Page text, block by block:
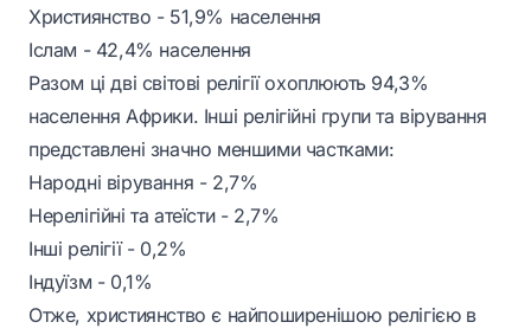
Християнство - 51,9% населення
Іслам - 42,4% населення
Разом ці дві світові релігії охоплюють 94,3%
населення Африки. Інші релігійні групи та вірування
представлені значно меншими частками:
Народні вірування - 2,7%
Нерелігійні та атеїсти - 2,7%
Інші релігії - 0,2%
Індуїзм - 0,1%
Отже, християнство є найпоширенішою релігією в